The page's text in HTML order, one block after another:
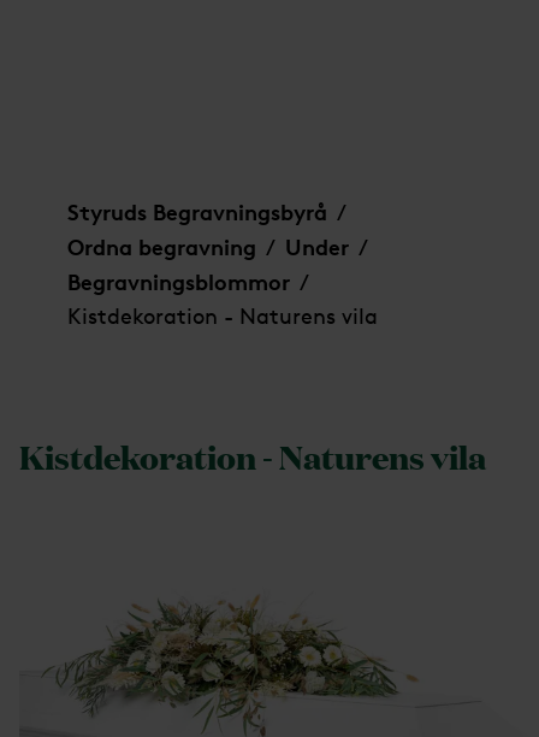
Styruds Begravningsbyrå /
Ordna begravning / Under /
Begravningsblommor /
Kistdekoration - Naturens vila
Kistdekoration - Naturens vila